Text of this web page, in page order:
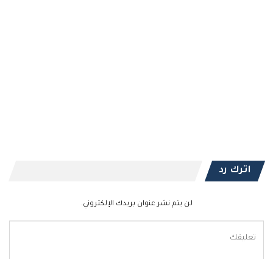
اترك رد
لن يتم نشر عنوان بريدك الإلكتروني.